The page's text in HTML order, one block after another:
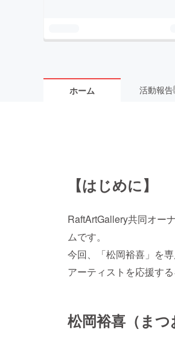
ホーム 活動報告
【はじめに】
RaftArtGallery共同オー
ムです。
今回、「松岡裕喜」を
アーティストを応援す
松岡裕喜（ま